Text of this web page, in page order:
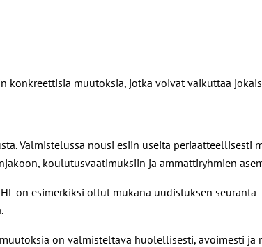
konkreettisia muutoksia, jotka voivat vaikuttaa
Valmistelussa nousi esiin useita periaatteellisesti
koulutusvaatimuksiin ja ammattiryhmien
on esimerkiksi ollut mukana uudistuksen
on valmisteltava huolellisesti, avoimesti